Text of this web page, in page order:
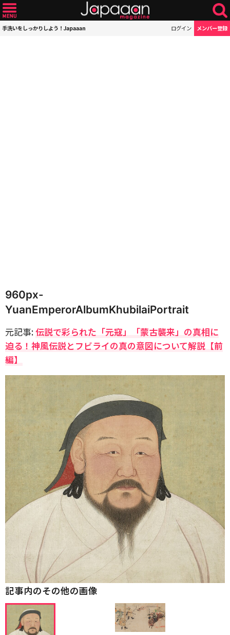
手洗いをしっかりしよう！Japaaan ログイン メンバー登録
960px-
YuanEmperorAlbumKhubilaiPortrait
元記事:伝説で彩られた「元寇」「蒙古襲来」の真相に
迫る！神風伝説とフビライの真の意図について解説【前
編】
記事内のその他の画像